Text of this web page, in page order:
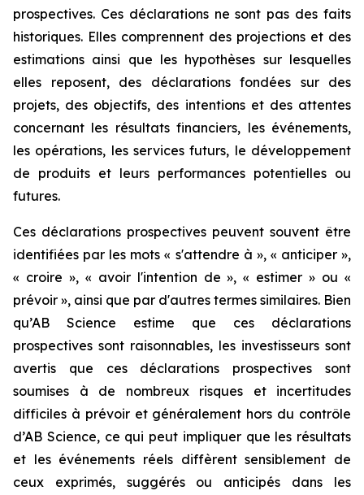
prospectives. Ces déclarations ne sont pas des faits
historiques. Elles comprennent des projections et des
estimations ainsi que les hypothèses sur lesquelles
elles reposent, des déclarations fondées sur des
projets, des objectifs, des intentions et des attentes
concernant les résultats financiers, les événements,
les opérations, les services futurs, le développement
de produits et leurs performances potentielles ou
futures.
Ces déclarations prospectives peuvent souvent être
identifiées par les mots « s'attendre à », « anticiper »,
« croire », « avoir l'intention de », « estimer » ou «
prévoir », ainsi que par d'autres termes similaires. Bien
qu’AB Science estime que ces déclarations
prospectives sont raisonnables, les investisseurs sont
avertis que ces déclarations prospectives sont
soumises à de nombreux risques et incertitudes
difficiles à prévoir et généralement hors du contrôle
d’AB Science, ce qui peut impliquer que les résultats
et les événements réels diffèrent sensiblement de
ceux exprimés, suggérés ou anticipés dans les